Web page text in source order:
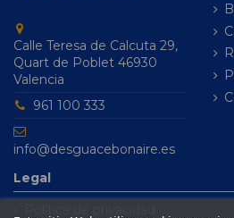
Calle Teresa de Calcuta 29,
Quart de Poblet 46930
Valencia
961 100 333
info@desguacebonaire.es
Legal